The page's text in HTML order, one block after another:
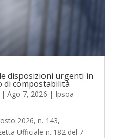
disposizioni urgenti in
di compostabilità
| Ago 7, 2026 | Ipsoa -
2026, n. 143,
Ufficiale n. 182 del 7